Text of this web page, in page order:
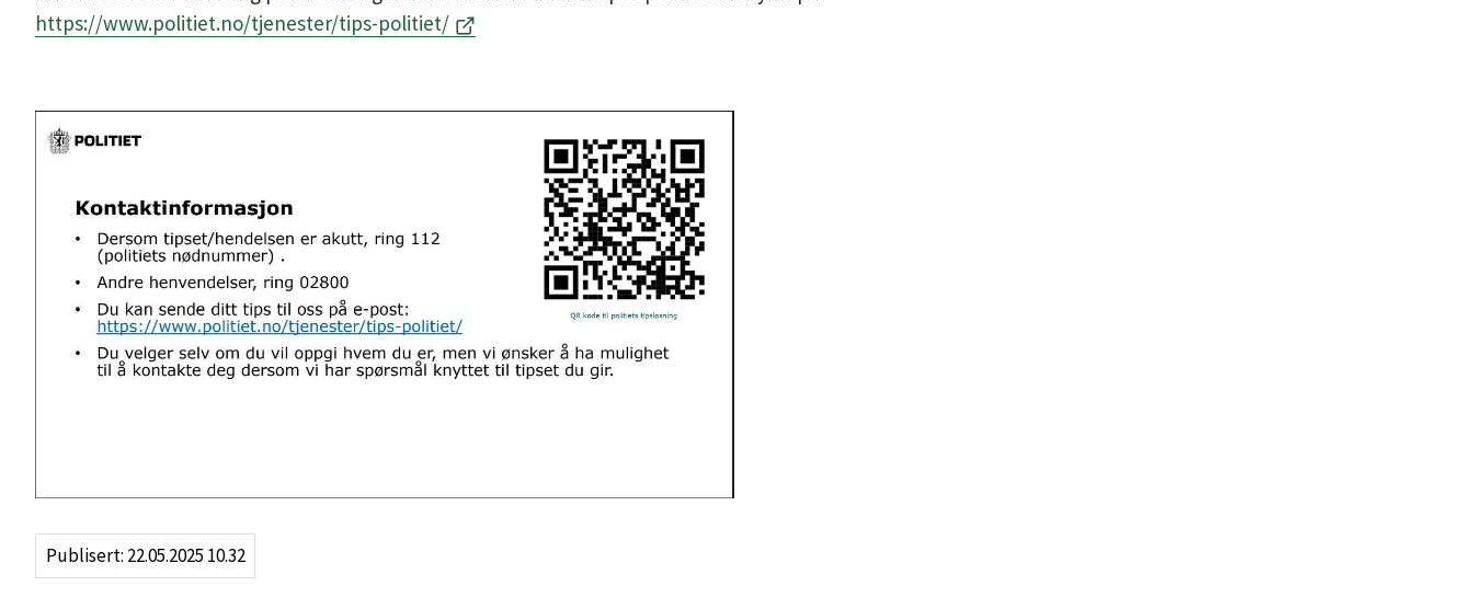
https://www.politiet.no/tjenester/tips-politiet/
Publisert 22.05.2025 10.32